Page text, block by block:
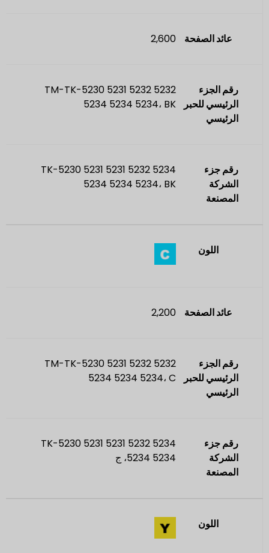
عائد الصفحة 2,600
رقم الجزء
الرئيسي للحبر
الرئيسي
TM-TK-5230 5231 5232 5232
5234 5234 5234، BK
رقم جزء
الشركة
المصنعة
TK-5230 5231 5231 5232 5234
5234 5234 5234، BK
اللون
عائد الصفحة 2,200
رقم الجزء
الرئيسي للحبر
الرئيسي
TM-TK-5230 5231 5232 5232
5234 5234 5234، C
رقم جزء
الشركة
المصنعة
TK-5230 5231 5231 5232 5234
5234 5234، ج
اللون